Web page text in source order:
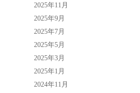
2025年11月
2025年9月
2025年7月
2025年5月
2025年3月
2025年1月
2024年11月